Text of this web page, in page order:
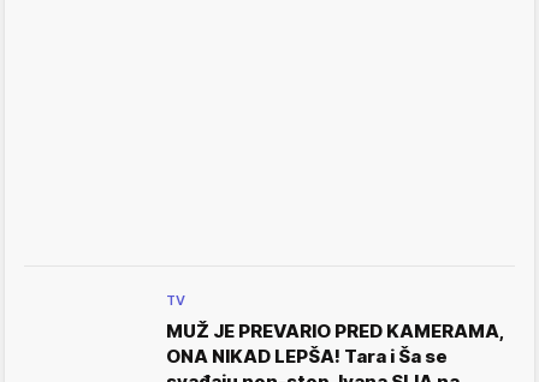
TV
MUŽ JE PREVARIO PRED KAMERAMA,
ONA NIKAD LEPŠA! Tara i Ša se